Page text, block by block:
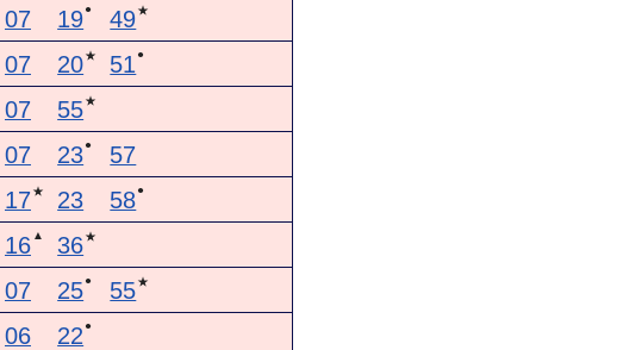
07 19● 49★
07 20★ 51 ●
07 55★
07 23● 57
17★ 23 58●
16 ▲ 36★
07 25● 55★
06 22 ●